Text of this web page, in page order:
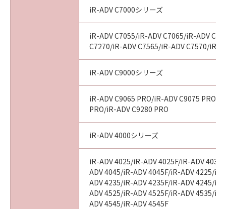
iR-ADV C7000シリーズ
iR-ADV C7055/iR-ADV C7065/iR-ADV
C7270/iR-ADV C7565/iR-ADV C7570/iR-
iR-ADV C9000シリーズ
iR-ADV C9065 PRO/iR-ADV C9075 PRO/
PRO/iR-ADV C9280 PRO
iR-ADV 4000シリーズ
iR-ADV 4025/iR-ADV 4025F/iR-ADV
ADV 4045/iR-ADV 4045F/iR-ADV 4225/
ADV 4235/iR-ADV 4235F/iR-ADV 4245/
ADV 4525/iR-ADV 4525F/iR-ADV 4535/
ADV 4545/iR-ADV 4545F